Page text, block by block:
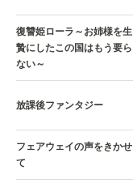
復讐姫ローラ～お姉様を生
贄にしたこの国はもう要ら
ない～
放課後ファンタジー
フェアウェイの声をきかせ
て